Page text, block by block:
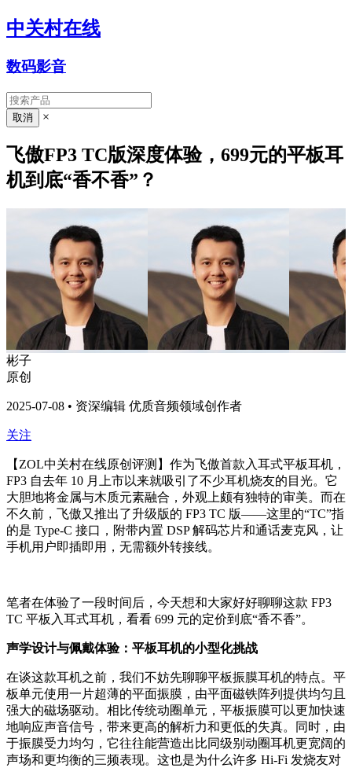
中关村在线
数码影音
×
飞傲FP3 TC版深度体验，699元的平板耳
机到底“香不香”？
彬子
原创
2025-07-08 • 资深编辑 优质音频领域创作者
关注
【ZOL中关村在线原创评测】作为飞傲首款入耳式平板耳机，
FP3 自去年 10 月上市以来就吸引了不少耳机烧友的目光。它
大胆地将金属与木质元素融合，外观上颇有独特的审美。而在
不久前，飞傲又推出了升级版的 FP3 TC 版——这里的“TC”指
的是 Type-C 接口，附带内置 DSP 解码芯片和通话麦克风，让
手机用户即插即用，无需额外转接线。
笔者在体验了一段时间后，今天想和大家好好聊聊这款 FP3
TC 平板入耳式耳机，看看 699 元的定价到底“香不香”。
声学设计与佩戴体验：平板耳机的小型化挑战
在谈这款耳机之前，我们不妨先聊聊平板振膜耳机的特点。平
板单元使用一片超薄的平面振膜，由平面磁铁阵列提供均匀且
强大的磁场驱动。相比传统动圈单元，平板振膜可以更加快速
地响应声音信号，带来更高的解析力和更低的失真。同时，由
于振膜受力均匀，它往往能营造出比同级别动圈耳机更宽阔的
声场和更均衡的三频表现。这也是为什么许多 Hi-Fi 发烧友对